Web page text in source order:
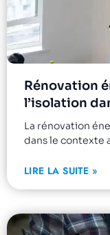
Rénovation
l’isolation
La rénovation
dans le contexte
LIRE LA SUITE »